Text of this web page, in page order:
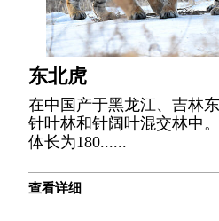
东北虎
在中国产于黑龙江、吉林
针叶林和针阔叶混交林中
体长为180......
查看详细